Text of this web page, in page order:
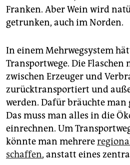
Franken. Aber Wein wird
getrunken, auch im Norden.
In einem Mehrwegsystem
Transportwege. Die
zwischen Erzeuger und
zurücktransportiert und
werden. Dafür bräuchte man
Das muss man alles in die
einrechnen. Um
könnte man mehrere
schaffen, anstatt eines